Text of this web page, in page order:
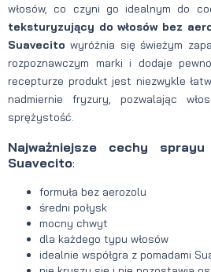
włosów, co czyni go idealnym do
teksturyzujący do włosów bez
Suavecito wyróżnia się świeżym
rozpoznawczym marki i dodaje
recepturze produkt jest niezwykle
nadmiernie fryzury, pozwalając
sprężystość.
Najważniejsze cechy
Suavecito:
formuła bez aerozolu
średni połysk
mocny chwyt
dla każdego typu włosów
idealnie współgra z pomadami